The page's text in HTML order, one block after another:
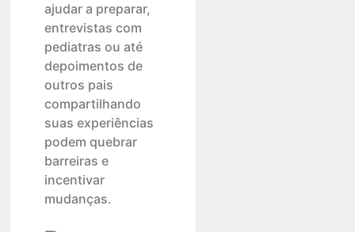
ajudar a preparar,
entrevistas com
pediatras ou até
depoimentos de
outros pais
compartilhando
suas experiências
podem quebrar
barreiras e
incentivar
mudanças.